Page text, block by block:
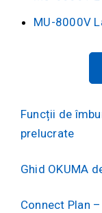
MU-8000V
Funcții de
prelucrate
Ghid OKUMA
Connect Plan